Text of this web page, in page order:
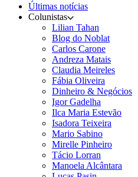
Últimas notícias
Colunistas
Lilian Tahan
Blog do Noblat
Carlos Carone
Andreza Matais
Claudia Meireles
Fábia Oliveira
Dinheiro & Negócios
Igor Gadelha
Ilca Maria Estevão
Isadora Teixeira
Mario Sabino
Mirelle Pinheiro
Tácio Lorran
Manoela Alcântara